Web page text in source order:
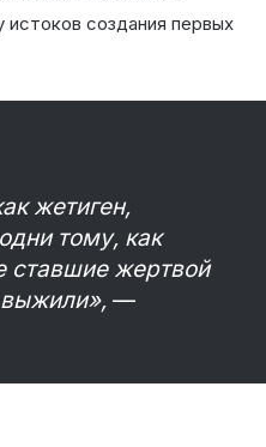
создания первых
жетиген,
тому, как
ставшие жертвой
—